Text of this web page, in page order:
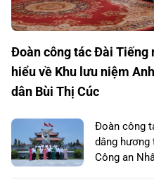
Đoàn công tác Đài Tiếng
hiểu về Khu lưu niệm
dân Bùi Thị Cúc
Đoàn công
dâng
Công an